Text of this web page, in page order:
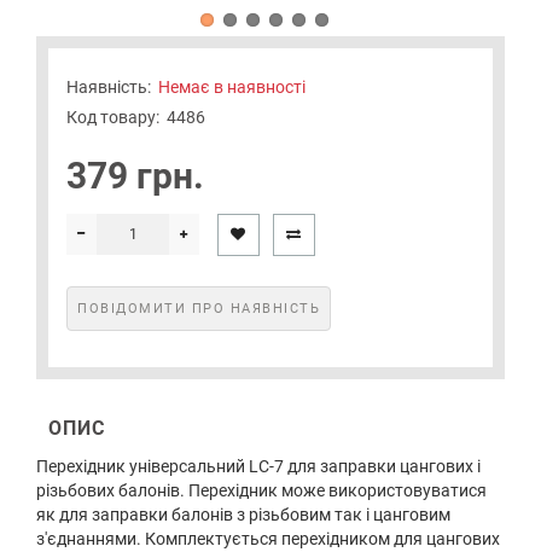
Наявність: Немає в наявності
Код товару: 4486
379 грн.
ПОВІДОМИТИ ПРО НАЯВНІСТЬ
ОПИС
Перехідник універсальний LC-7 для заправки цангових і
різьбових балонів. Перехідник може використовуватися
як для заправки балонів з різьбовим так і цанговим
з'єднаннями. Комплектується перехідником для цангових